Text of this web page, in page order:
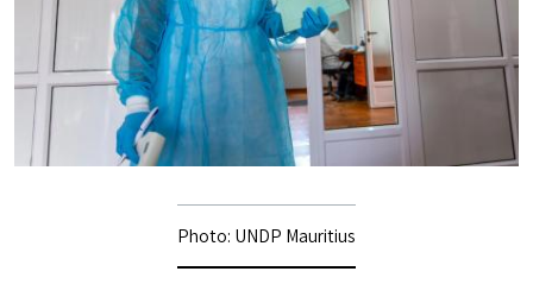
Photo: UNDP Mauritius